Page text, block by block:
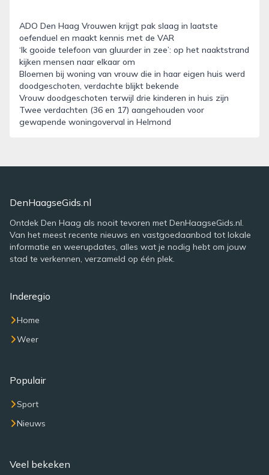
ADO Den Haag Vrouwen krijgt pak slaag in laatste
oefenduel en maakt kennis met de VAR
‘Ik gooide telefoon van gluurder in zee’: op het naaktstrand
kijken mensen naar elkaar om
Bloemen bij woning van vrouw die in haar eigen huis werd
doodgeschoten, verdachte blijkt bekende
Vrouw doodgeschoten terwijl drie kinderen in huis zijn
Twee verdachten (36 en 17) aangehouden voor
gewapende woningoverval in Helmond
DenHaagseGids.nl
Ontdek Den Haag als nooit tevoren met DenHaagseGids.nl.
Van het meest recente nieuws en vastgoedaanbod tot lokale
informatie en weerupdates, alles wat je nodig hebt om jouw
stad te verkennen, verzameld op één plek.
Inderegio
Home
Weer
Populair
Sport
Nieuws
Veel bekeken